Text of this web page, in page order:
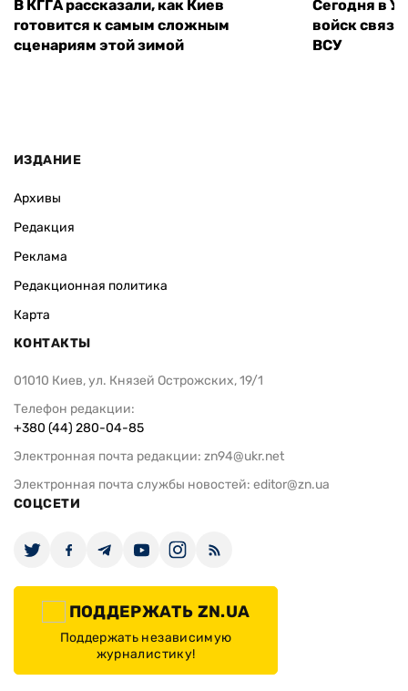
В КГГА рассказали, как Киев
готовится к самым сложным
сценариям этой зимой
Сегодня в
войск
ВСУ
ИЗДАНИЕ
Архивы
Редакция
Реклама
Редакционная политика
Карта
КОНТАКТЫ
01010 Киев, ул. Князей Острожских, 19/1
Телефон редакции:
+380 (44) 280-04-85
Электронная почта редакции: zn94@ukr.net
Электронная почта службы новостей: editor@zn.ua
СОЦСЕТИ
ПОДДЕРЖАТЬ ZN.UA
Поддержать независимую
журналистику!